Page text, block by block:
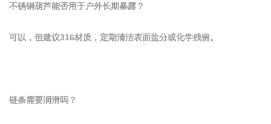
不锈钢葫芦能否用于户外长期暴露？
可以，但建议316材质，定期清洁表面盐分或化学残留。
链条需要润滑吗？